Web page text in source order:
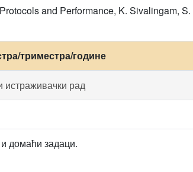
and Performance, K. Sivalingam,
триместра/године
истраживачки рад
домаћи задаци.